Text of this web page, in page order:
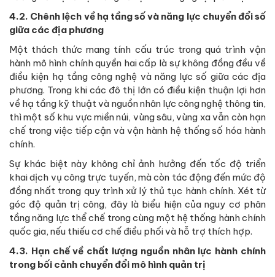
4.2. Chênh lệch về hạ tầng số và năng lực chuyển đổi số
giữa các địa phương
Một thách thức mang tính cấu trúc trong quá trình vận
hành mô hình chính quyền hai cấp là sự không đồng đều về
điều kiện hạ tầng công nghệ và năng lực số giữa các địa
phương. Trong khi các đô thị lớn có điều kiện thuận lợi hơn
về hạ tầng kỹ thuật và nguồn nhân lực công nghệ thông tin,
thì một số khu vực miền núi, vùng sâu, vùng xa vẫn còn hạn
chế trong việc tiếp cận và vận hành hệ thống số hóa hành
chính.
Sự khác biệt này không chỉ ảnh hưởng đến tốc độ triển
khai dịch vụ công trực tuyến, mà còn tác động đến mức độ
đồng nhất trong quy trình xử lý thủ tục hành chính. Xét từ
góc độ quản trị công, đây là biểu hiện của nguy cơ phân
tầng năng lực thể chế trong cùng một hệ thống hành chính
quốc gia, nếu thiếu cơ chế điều phối và hỗ trợ thích hợp.
4.3. Hạn chế về chất lượng nguồn nhân lực hành chính
trong bối cảnh chuyển đổi mô hình quản trị